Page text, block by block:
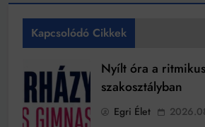
Kapcsolódó Cikkek
Nyílt óra a
szakosztályban
Egri Élet